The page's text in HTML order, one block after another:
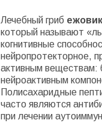
Лечебный гриб
который называют
когнитивные
нейропротекторное,
активным веществам:
нейроактивным
Полисахаридные
часто являются
при лечении